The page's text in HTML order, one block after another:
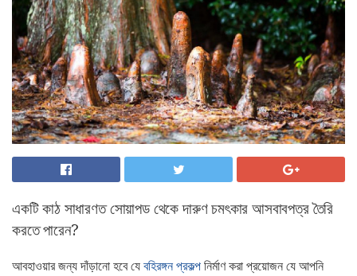
একটি কাঠ সাধারণত সোয়াপড থেকে দারুণ চমৎকার আসবাবপত্র তৈরি
করতে পারেন?
আবহাওয়ার জন্য দাঁড়ানো হবে যে বহিরঙ্গন প্রকল্প নির্মাণ করা প্রয়োজন যে আপনি